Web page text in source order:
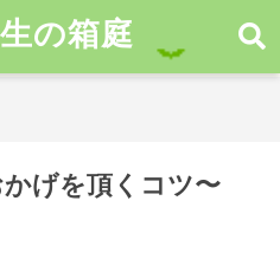
の箱庭
げを頂くコツ〜